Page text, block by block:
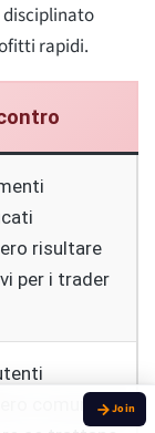
rapidi.
risultare
per i trader
comunque